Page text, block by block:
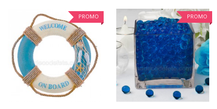
PROMO
LISTE
APERÇU
RAPIDE
DÉTAILS
PROMO
LISTE
D'ENVIE
APERÇU
RAPIDE
DÉTAILS